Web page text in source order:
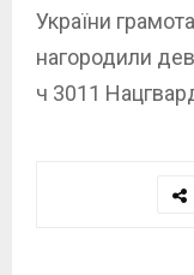
України
нагородили
ч 3011